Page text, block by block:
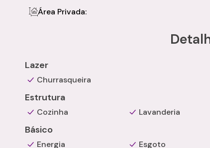
Área Privada:
Lazer
Churrasqueira
Estrutura
Cozinha Lavanderia
Básico
Energia Esgoto